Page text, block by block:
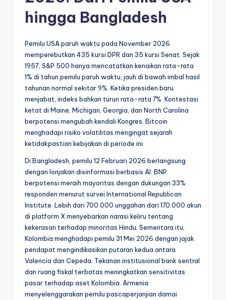
hingga Bangladesh
Pemilu USA paruh waktu pada November 2026
memperebutkan 435 kursi DPR dan 35 kursi Senat. Sejak
1957, S&P 500 hanya mencatatkan kenaikan rata-rata
1% di tahun pemilu paruh waktu, jauh di bawah imbal hasil
tahunan normal sekitar 9%. Ketika presiden baru
menjabat, indeks bahkan turun rata-rata 7%. Kontestasi
ketat di Maine, Michigan, Georgia, dan North Carolina
berpotensi mengubah kendali Kongres. Bitcoin
menghadapi risiko volatilitas mengingat sejarah
ketidakpastian kebijakan di periode ini.
Di Bangladesh, pemilu 12 Februari 2026 berlangsung
dengan lonjakan disinformasi berbasis AI. BNP
berpotensi meraih mayoritas dengan dukungan 33%
responden menurut survei International Republican
Institute. Lebih dari 700.000 unggahan dari 170.000 akun
di platform X menyebarkan narasi keliru tentang
kekerasan terhadap minoritas Hindu. Sementara itu,
Kolombia menghadapi pemilu 31 Mei 2026 dengan jajak
pendapat mengindikasikan putaran kedua antara
Valencia dan Cepeda. Tekanan institusional bank sentral
dan ruang fiskal terbatas meningkatkan sensitivitas
pasar terhadap aset Kolombia. Armenia
menyelenggarakan pemilu pascaperjanjian damai